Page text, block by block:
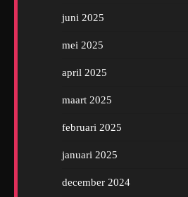
juni 2025
mei 2025
april 2025
maart 2025
februari 2025
januari 2025
december 2024